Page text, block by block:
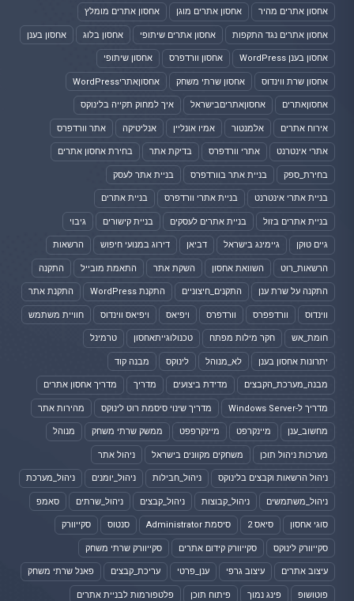
אחסון אתרים מהיר אחסון אתרים מוגן אחסון אתרים מומלץ
אחסון אתרים נגד התקפות אחסון אתרים שיתופי אחסון בלוג אחסון בענן
אחסון בענן WordPress אחסון וורדפרס אחסון שיתופי
אחסון שרת ווינדוס אחסון שרתי משחק אחסוןאתריWordPress
אחסוןאתרים אחסוןאתריםבישראל איך למחוק תקייה בלינוקס
אירוח אתרים אלמנטור אמיו אונליין אנליטיקה אתר וורדפרס
אתרי אינטרנט אתרי וורדפרס בדיקת אתר בחירת אחסון אתרים
בחירת_ספק בניית אתר בוורדפרס בניית אתר לעסק
בניית אתרי אינטרנט בניית אתרי וורדפרס בניית אתרים
בניית אתרים בזול בניית אתרים לעסקים בניית קישורים גיבוי
גיים טוקן גיימינג בישראל דביאן דירוג במנועי חיפוש הרשאות
הרשאות_רוט השוואת אחסון השקת אתר התאמת מובייל התקנה
התקנה על שרת ענן התקנים_חיצוניים התקנת WordPress התקנת אתר
ווינדוס וורדפפרס וורדפרס ויפיאס ויפיאס ווינדוס חוויית משתמש
חומת_אש חקר מילות מפתח טכנולוגייתאחסון טרמינל
יתרונות אחסון בענן לא_מנוהל לינוקס מבנה קוד
מבנה_מערכת_הקבצים מדידת ביצועים מדריך מדריך אחסון אתרים
מדריך ל-Windows Server מדריך שינוי סיסמת רוט לינוקס מהירות אתר
מחשוב_ענן מיינקרפט מיינקרפפט ממשק שרתי משחק מנוהל
מערכות ניהול תוכן משחקים מקוונים בישראל ניהול אתר
ניהול הרשאות וקבצים בלינוקס ניהול_חבילות ניהול_יומנים ניהול_מערכת
ניהול_משתמשים ניהול_קבוצות ניהול_קבצים ניהול_שרתים סאמפ
סוגי אחסון סיאס 2 סיסמת Administrator סנטוס סקייוורק
סקייוורק לינוקס סקייוורק קידום אתרים סקייוורק שרתי משחק
עיצוב אתרים עיצוב גרפי ענן_פרטי עריכת_קבצים פאנל שרתי משחק
פוטושופ פינג נמוך פיתוח תוכן פלטפורמות לבניית אתרים